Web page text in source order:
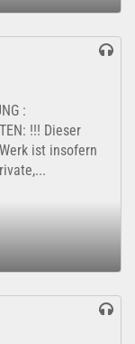
:
!!! Dieser
ist insofern